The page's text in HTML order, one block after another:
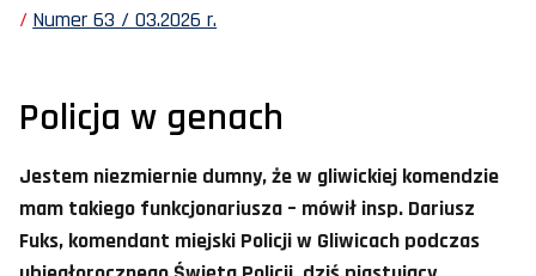
Numer 63 / 03.2026 r.
Policja w genach
Jestem niezmiernie dumny, że w gliwickiej komendzie
mam takiego funkcjonariusza – mówił insp. Dariusz
Fuks, komendant miejski Policji w Gliwicach podczas